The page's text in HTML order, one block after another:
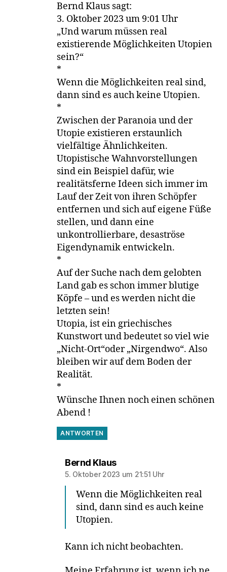
Bernd Klaus sagt:
3. Oktober 2023 um 9:01 Uhr
„Und warum müssen real
existierende Möglichkeiten Utopien
sein?“
*
Wenn die Möglichkeiten real sind,
dann sind es auch keine Utopien.
*
Zwischen der Paranoia und der
Utopie existieren erstaunlich
vielfältige Ähnlichkeiten.
Utopistische Wahnvorstellungen
sind ein Beispiel dafür, wie
realitätsferne Ideen sich immer im
Lauf der Zeit von ihren Schöpfer
entfernen und sich auf eigene Füße
stellen, und dann eine
unkontrollierbare, desaströse
Eigendynamik entwickeln.
*
Auf der Suche nach dem gelobten
Land gab es schon immer blutige
Köpfe – und es werden nicht die
letzten sein!
Utopia, ist ein griechisches
Kunstwort und bedeutet so viel wie
„Nicht-Ort“oder „Nirgendwo“. Also
bleiben wir auf dem Boden der
Realität.
*
Wünsche Ihnen noch einen schönen
Abend !
ANTWORTEN
Bernd Klaussagt:
5. Oktober 2023 um 21:51 Uhr
Wenn die Möglichkeiten real
sind, dann sind es auch keine
Utopien.
Kann ich nicht beobachten.